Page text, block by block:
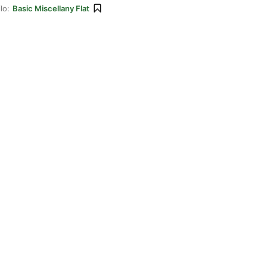
Basic Miscellany Flat